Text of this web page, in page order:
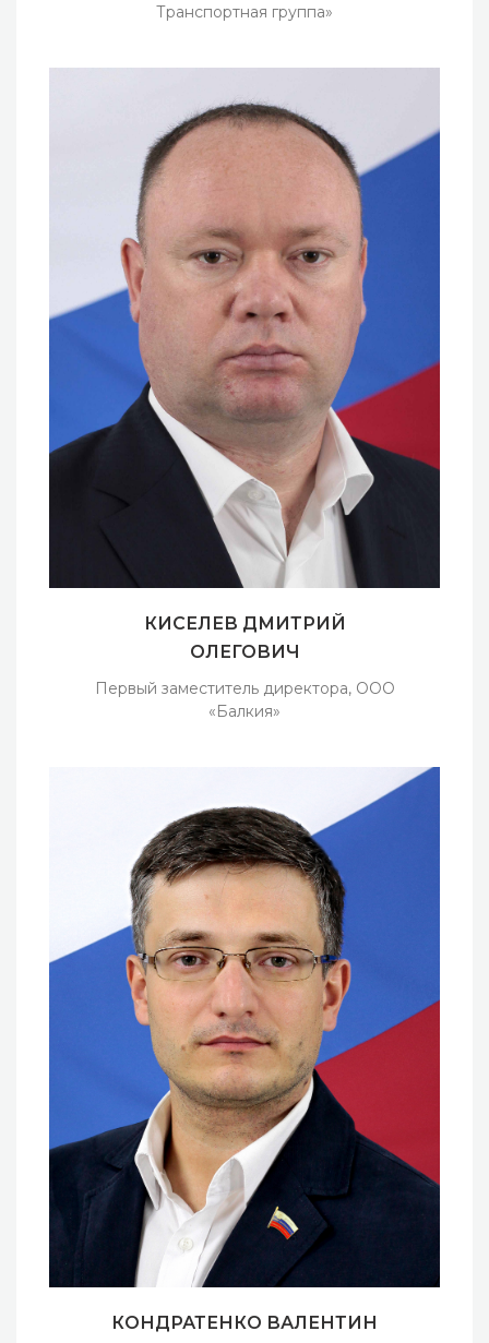
Транспортная группа»
КИСЕЛЕВ ДМИТРИЙ
ОЛЕГОВИЧ
Первый заместитель директора, ООО
«Балкия»
КОНДРАТЕНКО ВАЛЕНТИН